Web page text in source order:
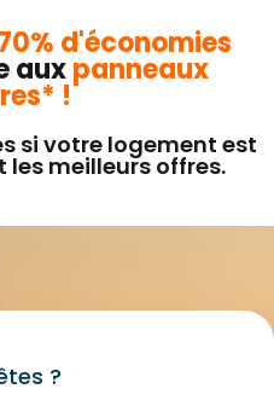
d'économies
auxpanneaux
!
si votre logement est
meilleurs offres.
?